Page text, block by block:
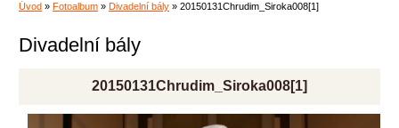
Úvod » Fotoalbum » Divadelní bály » 20150131Chrudim_Siroka008[1]
Divadelní bály
20150131Chrudim_Siroka008[1]